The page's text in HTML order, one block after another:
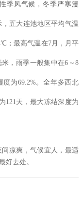
季风气候，冬季严寒漫
五大连池地区平均气温
；最高气温在7月，月平
，雨季一般集中在6～8
度为69.2%。全年多西北
121天，最大冻结深度为
凉爽，气候宜人，最适
好去处。